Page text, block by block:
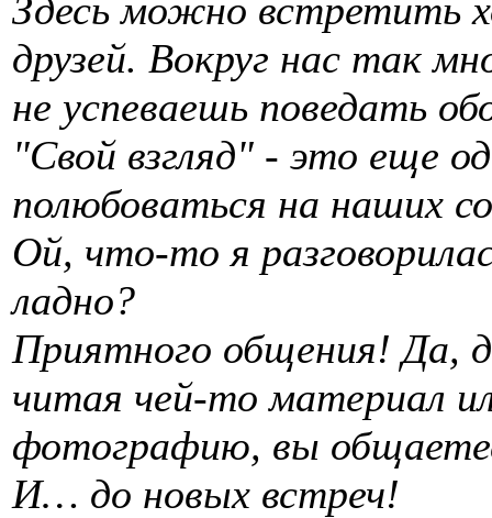
Здесь можно встретить
друзей. Вокруг нас так
не успеваешь поведать
"Свой взгляд" - это еще
полюбоваться на наших
Ой, что-то я
ладно?
Приятного общения! Да,
читая чей-то материал
фотографию, вы
И… до новых встреч!